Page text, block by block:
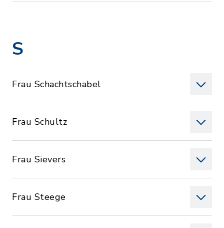
S
Frau Schachtschabel
Frau Schultz
Frau Sievers
Frau Steege